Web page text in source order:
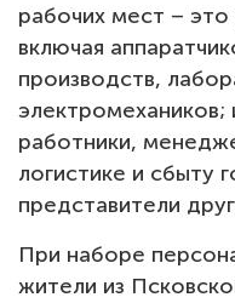
рабочих мест –
включая
производств,
электромехаников;
работники,
логистике и сбыту
представители
При наборе
жители из